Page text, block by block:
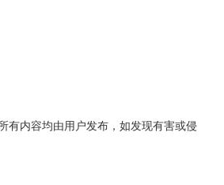
有内容均由用户发布，如发现有害或侵